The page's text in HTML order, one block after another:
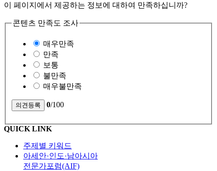
이 페이지에서 제공하는 정보에 대하여 만족하십니까?
콘텐츠 만족도 조사
매우만족
만족
보통
불만족
매우불만족
0/100
QUICK LINK
주제별 키워드
아세안·인도·남아시아
전문가포럼(AIF)